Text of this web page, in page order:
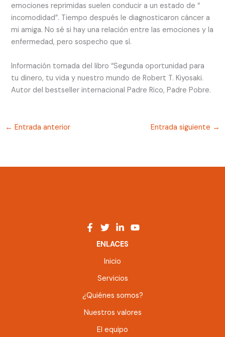
emociones reprimidas suelen conducir a un estado de “
incomodidad”. Tiempo después le diagnosticaron cáncer a
mi amiga. No sé si hay una relación entre las emociones y la
enfermedad, pero sospecho que sí.
Información tomada del libro “Segunda oportunidad para
tu dinero, tu vida y nuestro mundo de Robert T. Kiyosaki.
Autor del bestseller internacional Padre Rico, Padre Pobre.
← Entrada anterior Entrada siguiente →
ENLACES
Inicio
Servicios
¿Quiénes somos?
Nuestros valores
El equipo